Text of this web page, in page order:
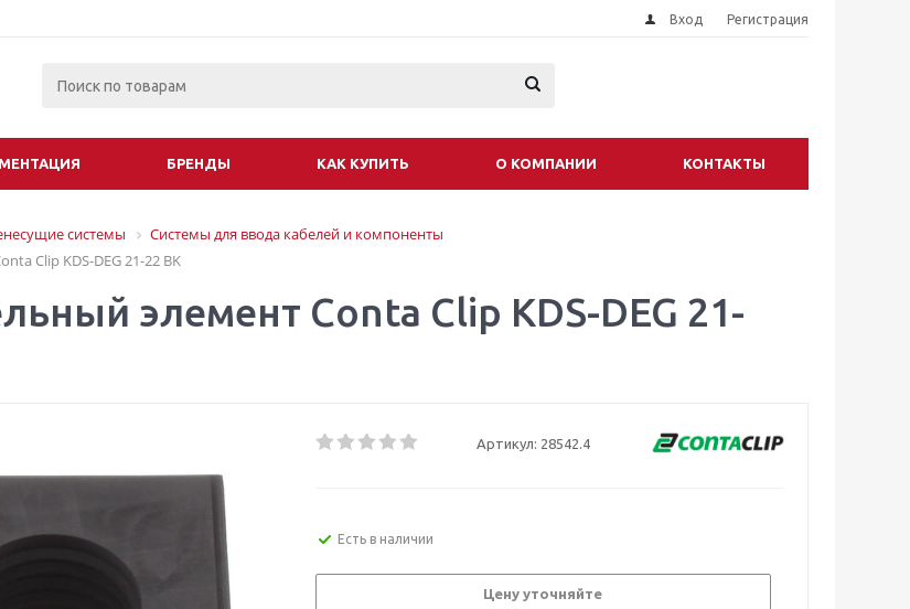
Вход Регистрация
БРЕНДЫ КАК КУПИТЬ О КОМПАНИИ КОНТАКТЫ
системы
Системы для ввода кабелей и компоненты
Clip KDS-DEG 21-22 BK
элемент Conta Clip KDS-DEG 21-
Артикул: 28542.4
Есть в наличии
Цену уточняйте